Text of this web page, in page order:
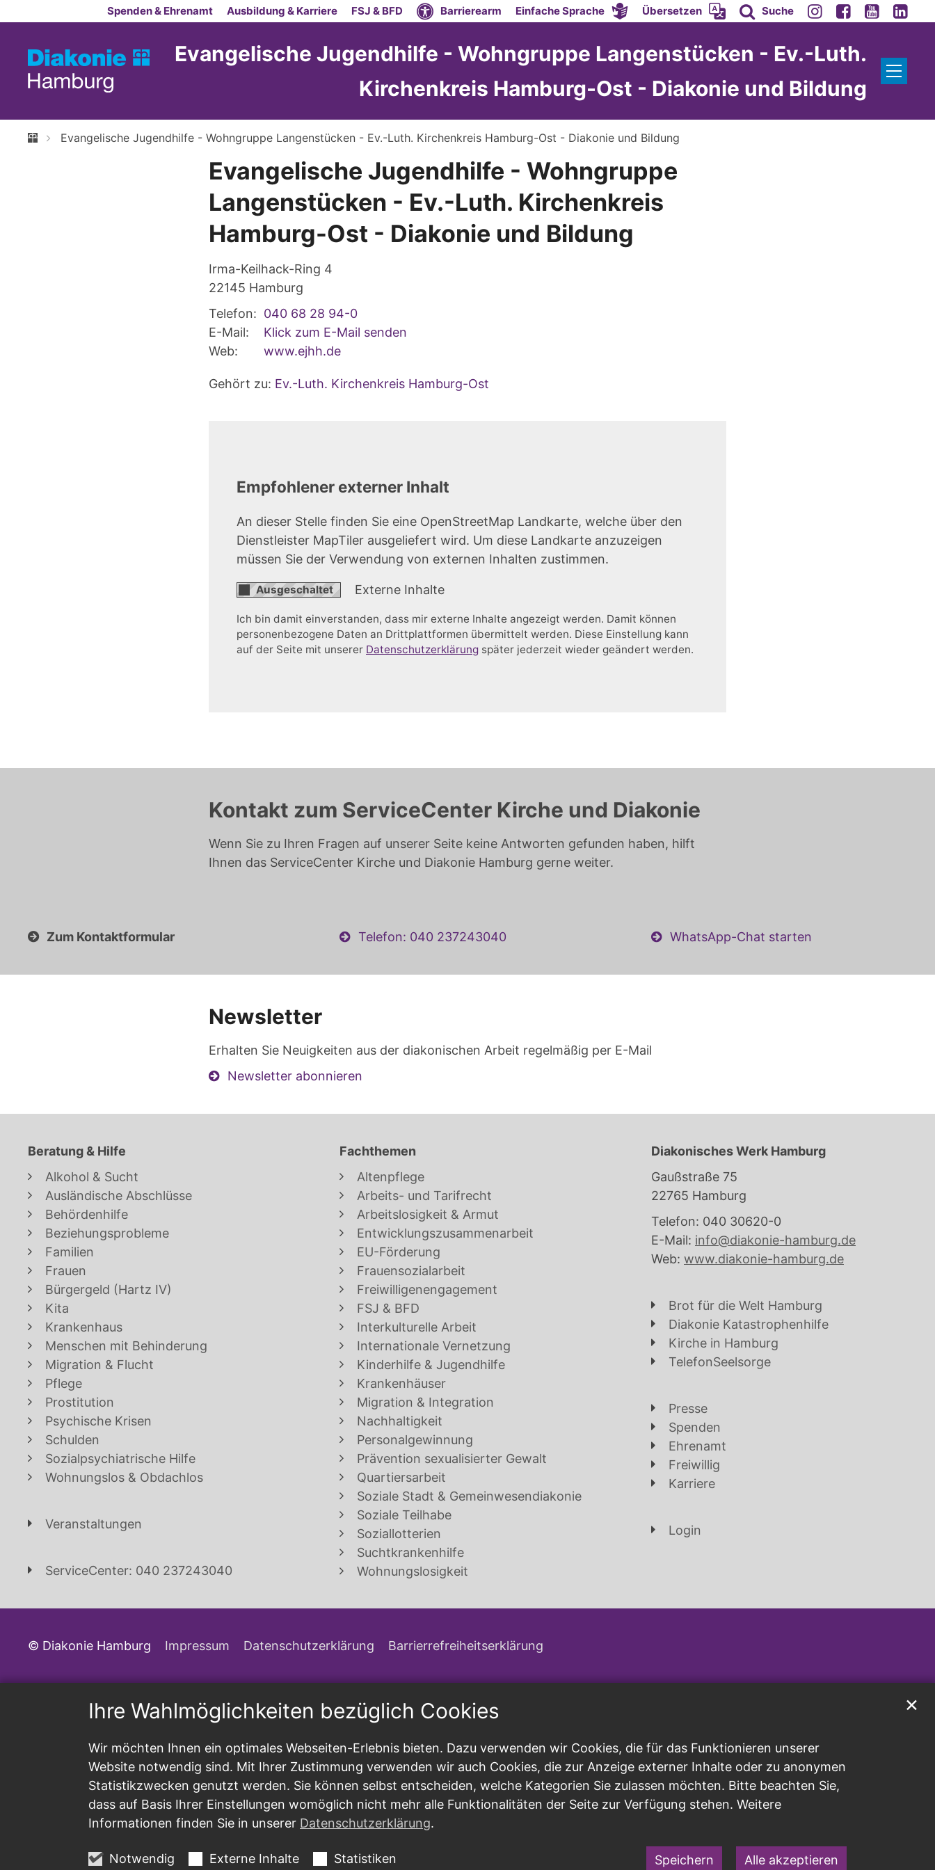
Ihre Wahlmöglichkeiten bezüglich Cookies
Wir möchten Ihnen ein optimales Webseiten-Erlebnis bieten. Dazu verwenden wir Cookies, die für das Funktionieren unserer
Website notwendig sind. Mit Ihrer Zustimmung verwenden wir auch Cookies, die zur Anzeige externer Inhalte oder zu anonymen
Statistikzwecken genutzt werden. Sie können selbst entscheiden, welche Kategorien Sie zulassen möchten. Bitte beachten Sie,
dass auf Basis Ihrer Einstellungen womöglich nicht mehr alle Funktionalitäten der Seite zur Verfügung stehen. Weitere
Informationen finden Sie in unserer Datenschutzerklärung.
Notwendig Externe Inhalte Statistiken Speichern Alle akzeptieren
✕
Zum Inhalt springenSpenden & Ehrenamt Ausbildung & Karriere FSJ & BFD Barrierearm Einfache Sprache Übersetzen Suche
Evangelische Jugendhilfe - Wohngruppe Langenstücken - Ev.-Luth.
Kirchenkreis Hamburg-Ost - Diakonie und Bildung
Evangelische Jugendhilfe - Wohngruppe Langenstücken - Ev.-Luth. Kirchenkreis Hamburg-Ost - Diakonie und Bildung
Evangelische Jugendhilfe - Wohngruppe
Langenstücken - Ev.-Luth. Kirchenkreis
Hamburg-Ost - Diakonie und Bildung
Irma-Keilhack-Ring 4
22145 Hamburg
Telefon: 040 68 28 94-0
E-Mail:
Klick zum E-Mail senden
Web:
www.ejhh.de
Gehört zu: Ev.-Luth. Kirchenkreis Hamburg-Ost
Empfohlener externer Inhalt
An dieser Stelle finden Sie eine OpenStreetMap Landkarte, welche über den
Dienstleister MapTiler ausgeliefert wird. Um diese Landkarte anzuzeigen
müssen Sie der Verwendung von externen Inhalten zustimmen.
Externe Inhalte
Ich bin damit einverstanden, dass mir externe Inhalte angezeigt werden. Damit können
personenbezogene Daten an Drittplattformen übermittelt werden. Diese Einstellung kann
auf der Seite mit unserer Datenschutzerklärung später jederzeit wieder geändert werden.
Kontakt zum ServiceCenter Kirche und Diakonie
Wenn Sie zu Ihren Fragen auf unserer Seite keine Antworten gefunden haben, hilft
Ihnen das ServiceCenter Kirche und Diakonie Hamburg gerne weiter.
Zum Kontaktformular Telefon: 040 237243040 WhatsApp-Chat starten
Newsletter
Erhalten Sie Neuigkeiten aus der diakonischen Arbeit regelmäßig per E-Mail
Newsletter abonnieren
Beratung & Hilfe
Alkohol & Sucht
Ausländische Abschlüsse
Behördenhilfe
Beziehungsprobleme
Familien
Frauen
Bürgergeld (Hartz IV)
Kita
Krankenhaus
Menschen mit Behinderung
Migration & Flucht
Pflege
Prostitution
Psychische Krisen
Schulden
Sozialpsychiatrische Hilfe
Wohnungslos & Obdachlos
Veranstaltungen
ServiceCenter: 040 237243040
Fachthemen
Altenpflege
Arbeits- und Tarifrecht
Arbeitslosigkeit & Armut
Entwicklungszusammenarbeit
EU-Förderung
Frauensozialarbeit
Freiwilligenengagement
FSJ & BFD
Interkulturelle Arbeit
Internationale Vernetzung
Kinderhilfe & Jugendhilfe
Krankenhäuser
Migration & Integration
Nachhaltigkeit
Personalgewinnung
Prävention sexualisierter Gewalt
Quartiersarbeit
Soziale Stadt & Gemeinwesendiakonie
Soziale Teilhabe
Soziallotterien
Suchtkrankenhilfe
Wohnungslosigkeit
Diakonisches Werk Hamburg
Gaußstraße 75
22765 Hamburg
Telefon: 040 30620-0
E-Mail: info@diakonie-hamburg.de
Web: www.diakonie-hamburg.de
Brot für die Welt Hamburg
Diakonie Katastrophenhilfe
Kirche in Hamburg
TelefonSeelsorge
Presse
Spenden
Ehrenamt
Freiwillig
Karriere
Login
© Diakonie Hamburg Impressum Datenschutzerklärung Barrierrefreiheitserklärung